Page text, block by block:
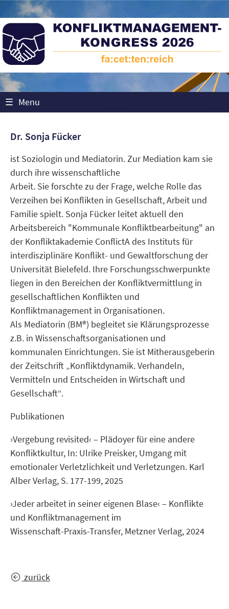
☰ Menu
Dr. Sonja Fücker
ist Soziologin und Mediatorin. Zur Mediation kam sie
durch ihre wissenschaftliche
Arbeit. Sie forschte zu der Frage, welche Rolle das
Verzeihen bei Konflikten in Gesellschaft, Arbeit und
Familie spielt. Sonja Fücker leitet aktuell den
Arbeitsbereich "Kommunale Konfliktbearbeitung" an
der Konfliktakademie ConflictA des Instituts für
interdisziplinäre Konflikt- und Gewaltforschung der
Universität Bielefeld. Ihre Forschungsschwerpunkte
liegen in den Bereichen der Konfliktvermittlung in
gesellschaftlichen Konflikten und
Konfliktmanagement in Organisationen.
Als Mediatorin (BM®) begleitet sie Klärungsprozesse
z.B. in Wissenschaftsorganisationen und
kommunalen Einrichtungen. Sie ist Mitherausgeberin
der Zeitschrift „Konfliktdynamik. Verhandeln,
Vermitteln und Entscheiden in Wirtschaft und
Gesellschaft“.
Publikationen
›Vergebung revisited‹ – Plädoyer für eine andere
Konfliktkultur, In: Ulrike Preisker, Umgang mit
emotionaler Verletzlichkeit und Verletzungen. Karl
Alber Verlag, S. 177-199, 2025
›Jeder arbeitet in seiner eigenen Blase‹ – Konflikte
und Konfliktmanagement im
Wissenschaft-Praxis-Transfer, Metzner Verlag, 2024
zurück